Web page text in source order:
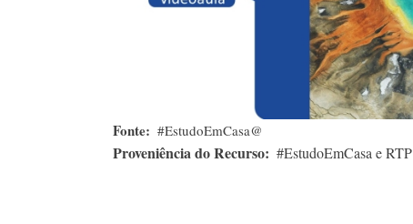
Fonte #EstudoEmCasa@
Proveniência do Recurso #EstudoEmCasa e RTP